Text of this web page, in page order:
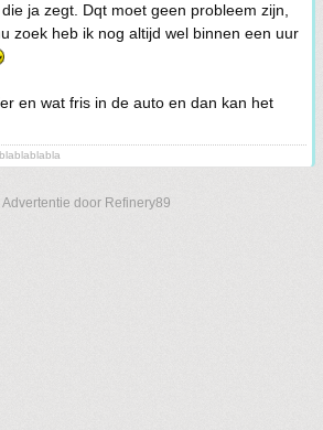
ja zegt. Dqt moet geen probleem zijn,
zoek heb ik nog altijd wel binnen een uur
en wat fris in de auto en dan kan het
door Refinery89